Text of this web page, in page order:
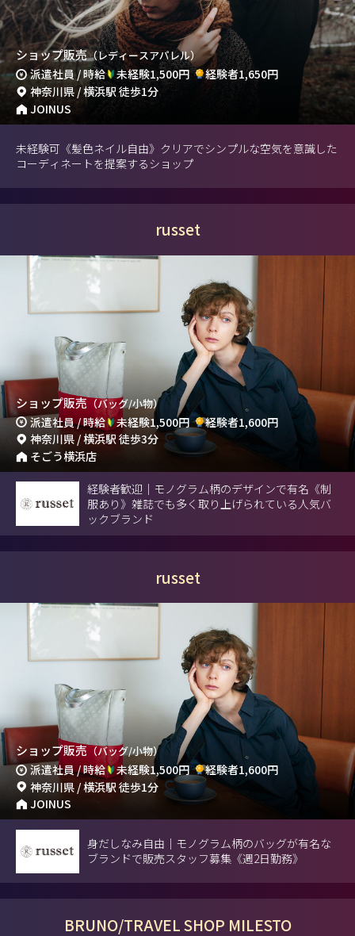
ショップ販売（レディースアパレル）
派遣社員 / 時給 未経験1,500円
経験者1,650円
神奈川県 / 横浜駅 徒歩1分
JOINUS
未経験可《髪色ネイル自由》クリアでシンプルな空気を意識した
コーディネートを提案するショップ
russet
ショップ販売 （バッグ/小物）
派遣社員 / 時給 未経験1,500円
経験者1,600円
神奈川県 / 横浜駅 徒歩3分
そごう横浜店
経験者歓迎｜モノグラム柄のデザインで有名《制
服あり》雑誌でも多く取り上げられている人気バ
ックブランド
russet
ショップ販売 （バッグ/小物）
派遣社員 / 時給 未経験1,500円
経験者1,600円
神奈川県 / 横浜駅 徒歩1分
JOINUS
身だしなみ自由｜モノグラム柄のバッグが有名な
ブランドで販売スタッフ募集《週2日勤務》
BRUNO/TRAVEL SHOP MILESTO